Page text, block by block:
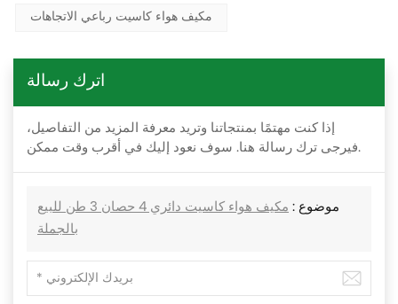
مكيف هواء كاسيت رباعي الاتجاهات
اترك رسالة
إذا كنت مهتمًا بمنتجاتنا وتريد معرفة المزيد من التفاصيل،
فيرجى ترك رسالة هنا. سوف نعود إليك في أقرب وقت ممكن.
موضوع :
مكيف هواء كاسيت دائري 4 حصان 3 طن للبيع
بالجملة